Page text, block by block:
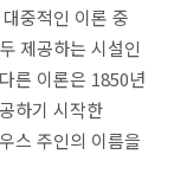
중적인 이론 중
제공하는 시설인
른 이론은 1850년
하기 시작한
스 주인의 이름을